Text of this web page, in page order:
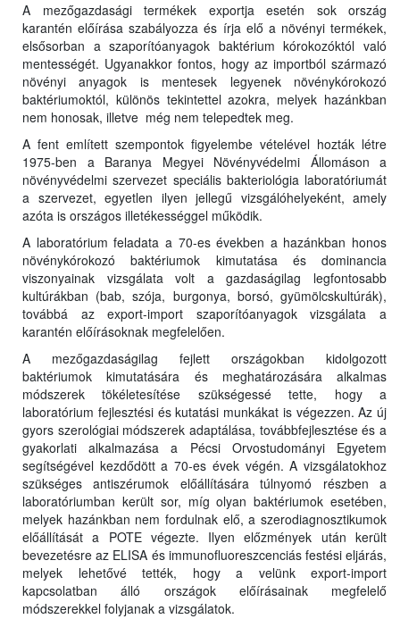
A mezőgazdasági termékek exportja esetén sok ország
karantén előírása szabályozza és írja elő a növényi termékek,
elsősorban a szaporítóanyagok baktérium kórokozóktól való
mentességét. Ugyanakkor fontos, hogy az importból származó
növényi anyagok is mentesek legyenek növénykórokozó
baktériumoktól, különös tekintettel azokra, melyek hazánkban
nem honosak, illetve még nem telepedtek meg.
A fent említett szempontok figyelembe vételével hozták létre
1975-ben a Baranya Megyei Növényvédelmi Állomáson a
növényvédelmi szervezet speciális bakteriológia laboratóriumát
a szervezet, egyetlen ilyen jellegű vizsgálóhelyeként, amely
azóta is országos illetékességgel működik.
A laboratórium feladata a 70-es években a hazánkban honos
növénykórokozó baktériumok kimutatása és dominancia
viszonyainak vizsgálata volt a gazdaságilag legfontosabb
kultúrákban (bab, szója, burgonya, borsó, gyümölcskultúrák),
továbbá az export-import szaporítóanyagok vizsgálata a
karantén előírásoknak megfelelően.
A mezőgazdaságilag fejlett országokban kidolgozott
baktériumok kimutatására és meghatározására alkalmas
módszerek tökéletesítése szükségessé tette, hogy a
laboratórium fejlesztési és kutatási munkákat is végezzen. Az új
gyors szerológiai módszerek adaptálása, továbbfejlesztése és a
gyakorlati alkalmazása a Pécsi Orvostudományi Egyetem
segítségével kezdődött a 70-es évek végén. A vizsgálatokhoz
szükséges antiszérumok előállítására túlnyomó részben a
laboratóriumban került sor, míg olyan baktériumok esetében,
melyek hazánkban nem fordulnak elő, a szerodiagnosztikumok
előállítását a POTE végezte. Ilyen előzmények után került
bevezetésre az ELISA és immunofluoreszcenciás festési eljárás,
melyek lehetővé tették, hogy a velünk export-import
kapcsolatban álló országok előírásainak megfelelő
módszerekkel folyjanak a vizsgálatok.